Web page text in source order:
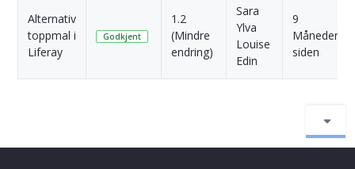
Alternativ
toppmal i
Liferay
Godkjent
1.2
(Mindre
endring)
Sara
Ylva
Louise
Edin
9
Måneder
siden